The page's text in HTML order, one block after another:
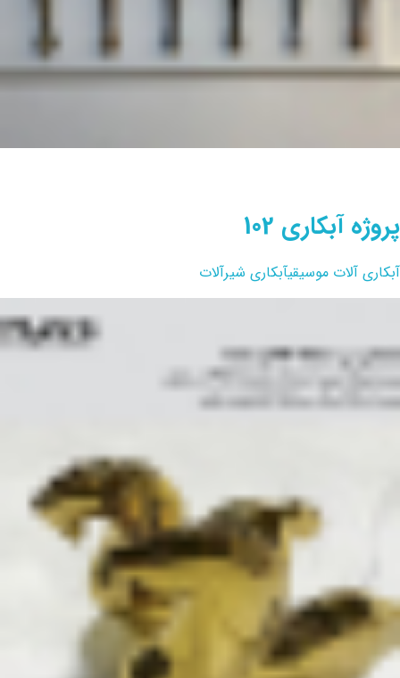
پروژه آبکاری 102
آبکاری آلات موسیقیآبکاری شیرآلات